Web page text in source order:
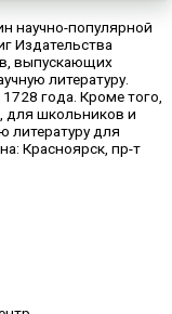
научно-популярной
Издательства
выпускающих
литературу.
года. Кроме того,
для школьников и
литературу для
Красноярск, пр-т